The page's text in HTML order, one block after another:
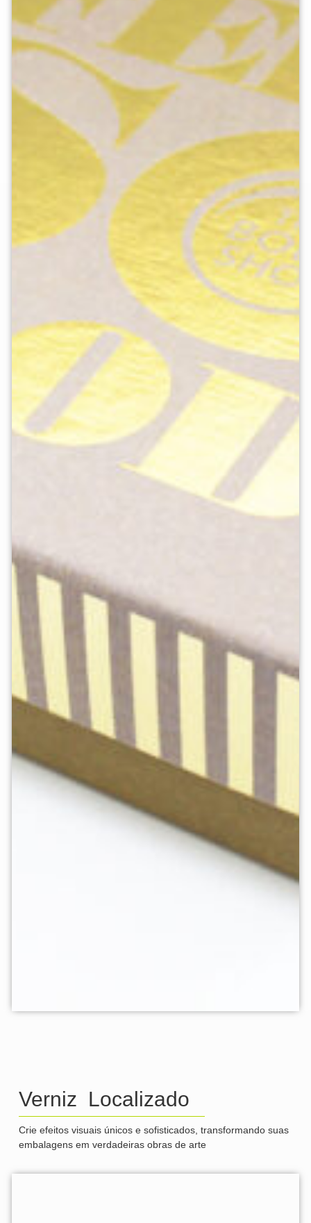
Verniz Localizado
Crie efeitos visuais únicos e sofisticados, transformando suas
embalagens em verdadeiras obras de arte